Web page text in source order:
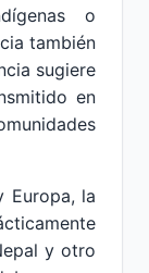
o
también
sugiere
en
Europa, la
y otro